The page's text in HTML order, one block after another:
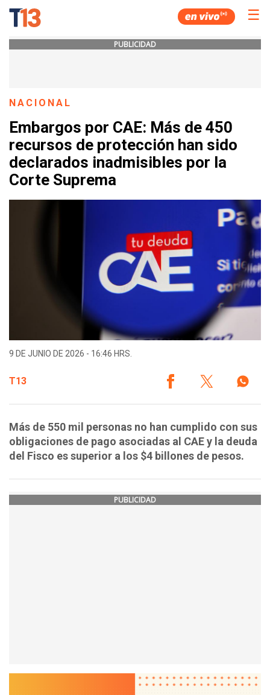
☰
PUBLICIDAD
NACIONAL
Embargos por CAE: Más de 450
recursos de protección han sido
declarados inadmisibles por la
Corte Suprema
9 DE JUNIO DE 2026 - 16:46 HRS.
T13
Más de 550 mil personas no han cumplido con sus
obligaciones de pago asociadas al CAE y la deuda
del Fisco es superior a los $4 billones de pesos.
PUBLICIDAD